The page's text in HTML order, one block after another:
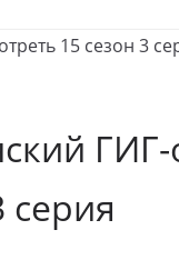
ГИГ-
серия